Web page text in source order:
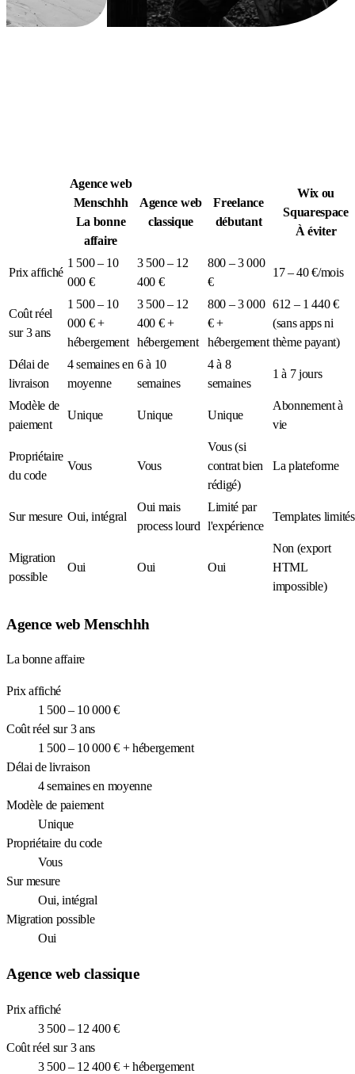
Agence web
Menschhh
La bonne
affaire
Agence web
classique
Freelance
débutant
Wix ou
Squarespace
À éviter
Prix affiché
1 500 – 10
000 €
3 500 – 12
400 €
800 – 3 000
€
17 – 40 €/mois
Coût réel
sur 3 ans
1 500 – 10
000 € +
hébergement
3 500 – 12
400 € +
hébergement
800 – 3 000
€ +
hébergement
612 – 1 440 €
(sans apps ni
thème payant)
Délai de
livraison
4 semaines en
moyenne
6 à 10
semaines
4 à 8
semaines
1 à 7 jours
Modèle de
paiement
Unique Unique Unique
Abonnement à
vie
Propriétaire
du code
Vous Vous
Vous (si
contrat bien
rédigé)
La plateforme
Sur mesure Oui, intégral
Oui mais
process lourd
Limité par
l'expérience
Templates limités
Migration
possible
Oui Oui Oui
Non (export
HTML
impossible)
Agence web Menschhh
La bonne affaire
Prix affiché
1 500 – 10 000 €
Coût réel sur 3 ans
1 500 – 10 000 € + hébergement
Délai de livraison
4 semaines en moyenne
Modèle de paiement
Unique
Propriétaire du code
Vous
Sur mesure
Oui, intégral
Migration possible
Oui
Agence web classique
Prix affiché
3 500 – 12 400 €
Coût réel sur 3 ans
3 500 – 12 400 € + hébergement